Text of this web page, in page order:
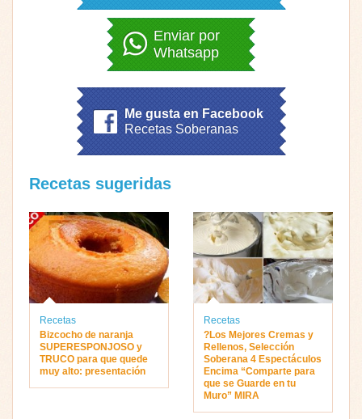
Enviar por
Whatsapp
Me gusta en Facebook
Recetas Soberanas
Recetas sugeridas
Recetas
Bizcocho de naranja
SUPERESPONJOSO y
TRUCO para que quede
muy alto: presentación
Recetas
?Los Mejores Cremas y
Rellenos, Selección
Soberana 4 Espectáculos
Encima “Comparte para
que se Guarde en tu
Muro” MIRA